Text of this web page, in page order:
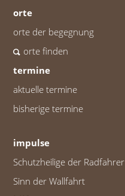
orte
orte der begegnung
orte finden
termine
aktuelle termine
bisherige termine
impulse
Schutzheilige der Radfahrer
Sinn der Wallfahrt